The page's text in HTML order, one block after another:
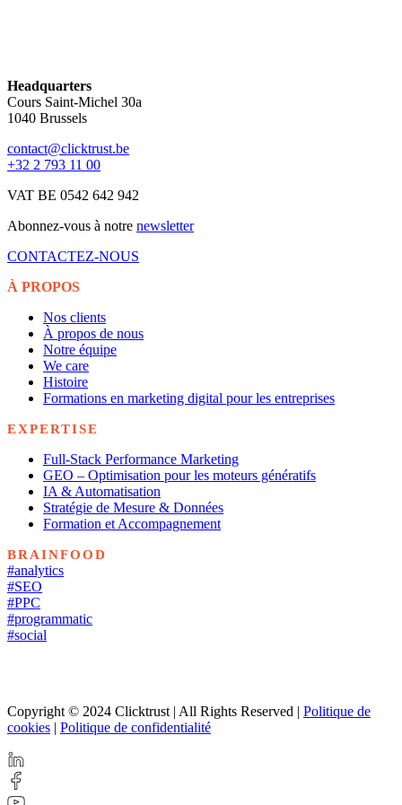
Headquarters
Cours Saint-Michel 30a
1040 Brussels
contact@clicktrust.be
+32 2 793 11 00
VAT BE 0542 642 942
Abonnez-vous à notre newsletter
CONTACTEZ-NOUS
À PROPOS
Nos clients
À propos de nous
Notre équipe
We care
Histoire
Formations en marketing digital pour les entreprises
EXPERTISE
Full-Stack Performance Marketing
GEO – Optimisation pour les moteurs génératifs
IA & Automatisation
Stratégie de Mesure & Données
Formation et Accompagnement
BRAINFOOD
#analytics
#SEO
#PPC
#programmatic
#social
Copyright © 2024 Clicktrust | All Rights Reserved | Politique de
cookies | Politique de confidentialité